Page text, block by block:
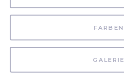
FARBEN
GALERIE